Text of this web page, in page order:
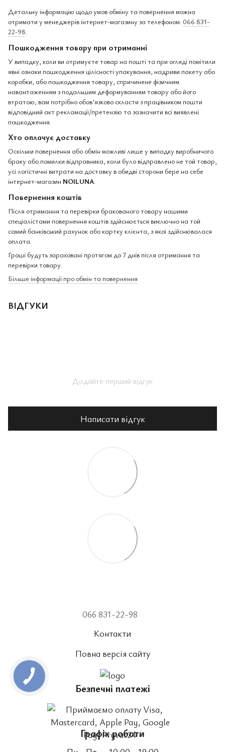
Детальну інформацію щодо умов обміну та повернення можна
отримати у менеджерів інтернет-магазину за телефоном: 066 831-
22-98.
Пошкодження товару при отриманні
У випадку, коли ви отримуєте товар на пошті та при огляді помітили
явні ознаки пошкодження цілісності упакування, надриви пакету або
коробки, або пошкодження товару, спричинене фізичним
навантаженням з подальшим деформуванням товару або його
втратою, вам потрібно обов’язково скласти з працівником пошти
відповідний акт рекламації/претензію та зазначити всі виявлені
пошкодження.
Хто оплачує доставку
Оскільки повернення або обмін можливі лише у випадку виробничого
браку або помилки відправника, коли було відправлено не той товар,
усі логістичні витрати на доставку в обидві сторони бере на себе
інтернет-магазин NOILUNA.
Повернення коштів
Після отримання та перевірки бракованого товару нашими
спеціалістами повернення коштів здійснюється виключно на той
самий банківський рахунок або картку клієнта, з якої здійснювалася
оплата.
Гроші будуть зараховані протягом до 7 днів після отримання та
перевірки товару.
Більше інформації про обмін та повернення
ВІДГУКИ
Додайте перший відгук
Написати відгук
066 831-22-98
Контакти
Повна версія сайту
Безпечні платежі
Графік роботи